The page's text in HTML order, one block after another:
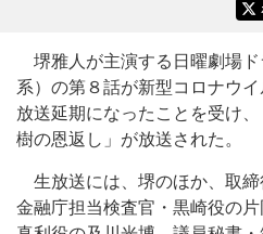
堺雅人が主演する日曜劇場ド
系）の第８話が新型コロナウ
放送延期になったことを受け
樹の恩返し」が放送された。
生放送には、堺のほか、取締
金融庁担当検査官・黒崎役の